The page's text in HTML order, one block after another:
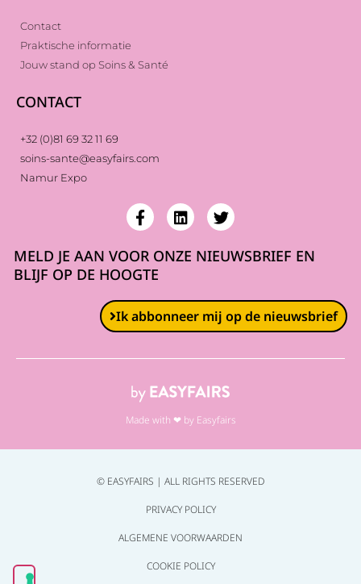
Contact
Praktische informatie
Jouw stand op Soins & Santé
CONTACT
+32 (0)81 69 32 11 69
soins-sante@easyfairs.com
Namur Expo
MELD JE AAN VOOR ONZE NIEUWSBRIEF EN
BLIJF OP DE HOOGTE
Ik abbonneer mij op de nieuwsbrief
Made with ❤ by Easyfairs
© EASYFAIRS | ALL RIGHTS RESERVED
PRIVACY POLICY
ALGEMENE VOORWAARDEN
COOKIE POLICY